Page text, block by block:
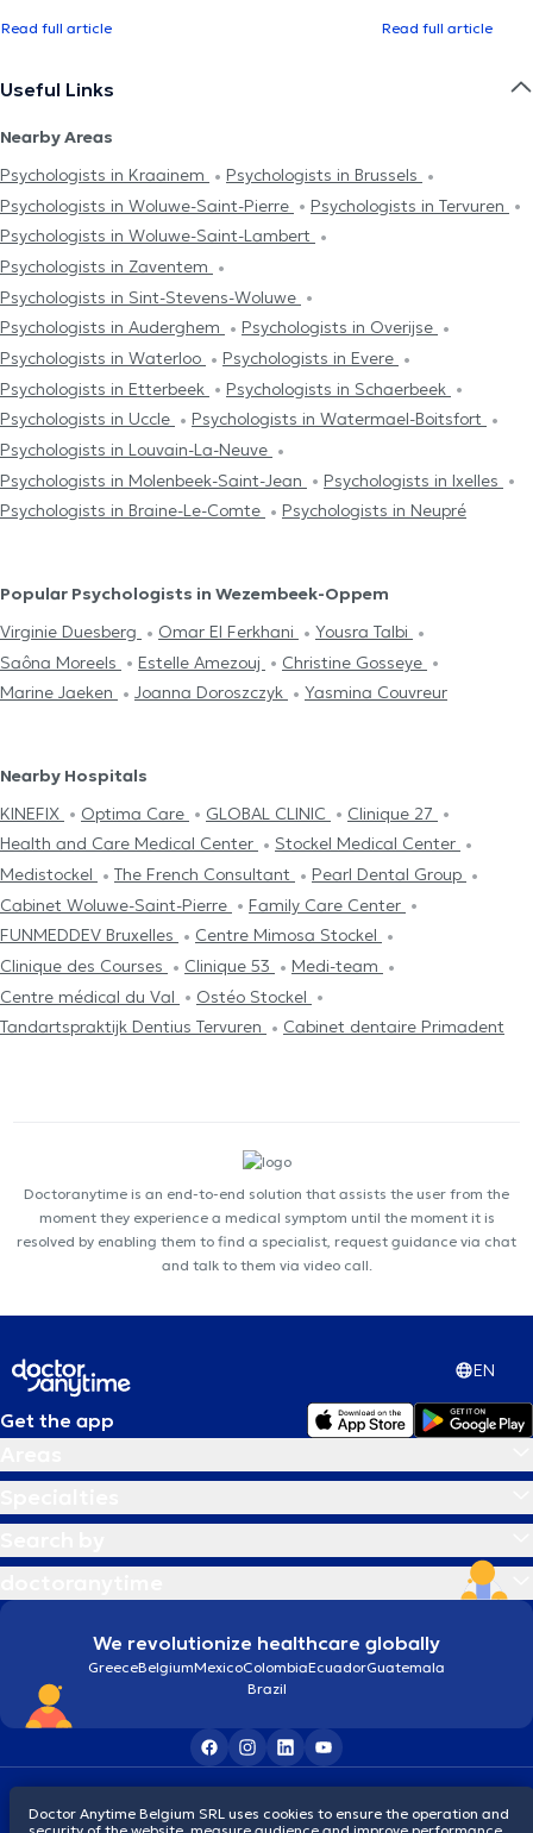
Read full article Read full article
Useful Links
Nearby Areas
Psychologists in Kraainem
Psychologists in Brussels
Psychologists in Woluwe-Saint-Pierre
Psychologists in Tervuren
Psychologists in Woluwe-Saint-Lambert
Psychologists in Zaventem
Psychologists in Sint-Stevens-Woluwe
Psychologists in Auderghem
Psychologists in Overijse
Psychologists in Waterloo
Psychologists in Evere
Psychologists in Etterbeek
Psychologists in Schaerbeek
Psychologists in Uccle
Psychologists in Watermael-Boitsfort
Psychologists in Louvain-La-Neuve
Psychologists in Molenbeek-Saint-Jean
Psychologists in Ixelles
Psychologists in Braine-Le-Comte
Psychologists in Neupré
Popular Psychologists in Wezembeek-Oppem
Virginie Duesberg
Omar El Ferkhani
Yousra Talbi
Saôna Moreels
Estelle Amezouj
Christine Gosseye
Marine Jaeken
Joanna Doroszczyk Yasmina Couvreur
Nearby Hospitals
KINEFIX
Optima Care GLOBAL CLINIC
Clinique 27
Health and Care Medical Center
Stockel Medical Center
Medistockel
The French Consultant
Pearl Dental Group
Cabinet Woluwe-Saint-Pierre
Family Care Center
FUNMEDDEV Bruxelles
Centre Mimosa Stockel
Clinique des Courses
Clinique 53
Medi-team
Centre médical du Val
Ostéo Stockel
Tandartspraktijk Dentius Tervuren
Cabinet dentaire Primadent
Doctoranytime is an end-to-end solution that assists the user from the
moment they experience a medical symptom until the moment it is
resolved by enabling them to find a specialist, request guidance via chat
and talk to them via video call.
EN
Get the app
We revolutionize healthcare globally
GreeceBelgiumMexicoColombiaEcuadorGuatemala
Brazil
© 2026 doctoranytime
Doctor Anytime Belgium SRL uses cookies to ensure the operation and